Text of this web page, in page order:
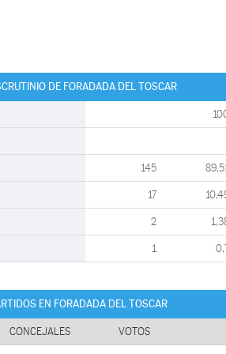
DE FORADADA DEL TOSCAR
145
17
2
1
EN FORADADA DEL TOSCAR
CONCEJALES VOTOS